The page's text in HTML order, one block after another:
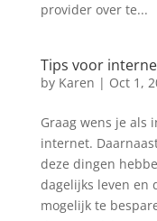
provider over te...
Tips voor
by Karen | Oct 1,
Graag wens je als
internet.
deze dingen
dagelijks leven en
mogelijk te